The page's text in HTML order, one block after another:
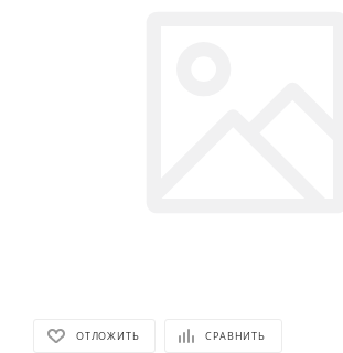
ОТЛОЖИТЬ СРАВНИТЬ